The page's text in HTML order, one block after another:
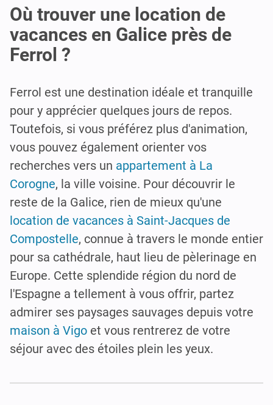
Où trouver une location de
vacances en Galice près de
Ferrol ?
Ferrol est une destination idéale et tranquille
pour y apprécier quelques jours de repos.
Toutefois, si vous préférez plus d'animation,
vous pouvez également orienter vos
recherches vers un appartement à La
Corogne, la ville voisine. Pour découvrir le
reste de la Galice, rien de mieux qu'une
location de vacances à Saint-Jacques de
Compostelle, connue à travers le monde entier
pour sa cathédrale, haut lieu de pèlerinage en
Europe. Cette splendide région du nord de
l'Espagne a tellement à vous offrir, partez
admirer ses paysages sauvages depuis votre
maison à Vigo et vous rentrerez de votre
séjour avec des étoiles plein les yeux.